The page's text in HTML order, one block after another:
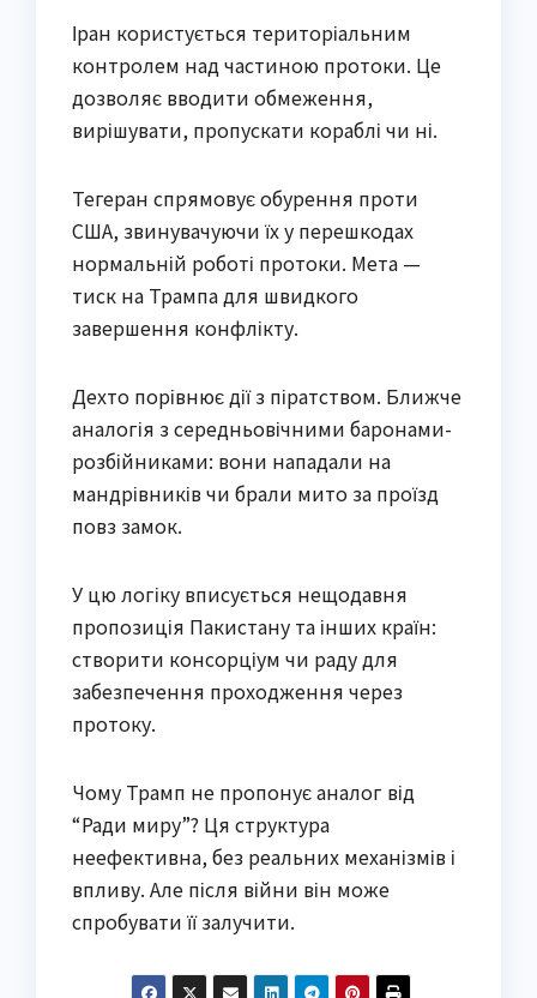
Іран користується територіальним
контролем над частиною протоки. Це
дозволяє вводити обмеження,
вирішувати, пропускати кораблі чи ні.
Тегеран спрямовує обурення проти
США, звинувачуючи їх у перешкодах
нормальній роботі протоки. Мета —
тиск на Трампа для швидкого
завершення конфлікту.
Дехто порівнює дії з піратством. Ближче
аналогія з середньовічними баронами-
розбійниками: вони нападали на
мандрівників чи брали мито за проїзд
повз замок.
У цю логіку вписується нещодавня
пропозиція Пакистану та інших країн:
створити консорціум чи раду для
забезпечення проходження через
протоку.
Чому Трамп не пропонує аналог від
“Ради миру”? Ця структура
неефективна, без реальних механізмів і
впливу. Але після війни він може
спробувати її залучити.